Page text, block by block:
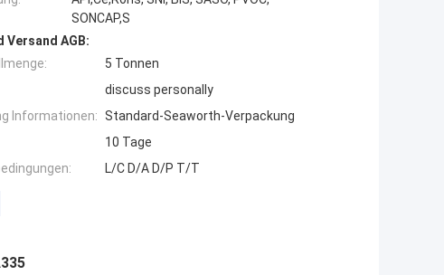
SONCAP,S
Versand AGB:
5 Tonnen
discuss personally
Informationen: Standard-Seaworth-Verpackung
10 Tage
L/C D/A D/P T/T